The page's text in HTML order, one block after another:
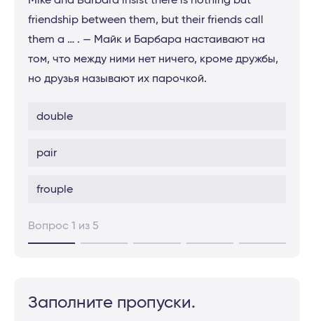
friendship between them, but their friends call
them a … . — Майк и Барбара настаивают на
том, что между ними нет ничего, кроме дружбы,
но друзья называют их парочкой.
double
pair
frouple
Вопрос 1 из 5
Заполните пропуски.